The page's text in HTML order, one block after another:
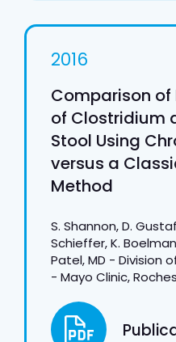
2016
Comparison of
of Clostridium
Stool Using
versus a
Method
S. Shannon, D.
Schieffer, K.
Patel, MD - Division
- Mayo Clinic,